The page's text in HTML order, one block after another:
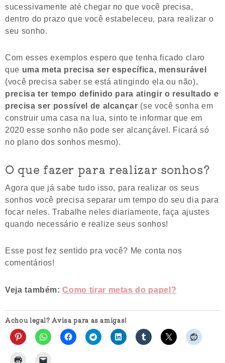
sucessivamente até chegar no que você precisa,
dentro do prazo que você estabeleceu, para realizar o
seu sonho.
Com esses exemplos espero que tenha ficado claro
que uma meta precisa ser específica, mensurável
(você precisa saber se está atingindo ela ou não),
precisa ter tempo definido para atingir o resultado e
precisa ser possível de alcançar (se você sonha em
construir uma casa na lua, sinto te informar que em
2020 esse sonho não pode ser alcançável. Ficará só
no plano dos sonhos mesmo).
O que fazer para realizar sonhos?
Agora que já sabe tudo isso, para realizar os seus
sonhos você precisa separar um tempo do seu dia para
focar neles. Trabalhe neles diariamente, faça ajustes
quando necessário e realize seus sonhos!
Esse post fez sentido pra você? Me conta nos
comentários!
Veja também:Como tirar metas do papel?
Achou legal? Avisa para as amigas!